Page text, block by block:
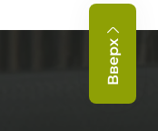
Вверх